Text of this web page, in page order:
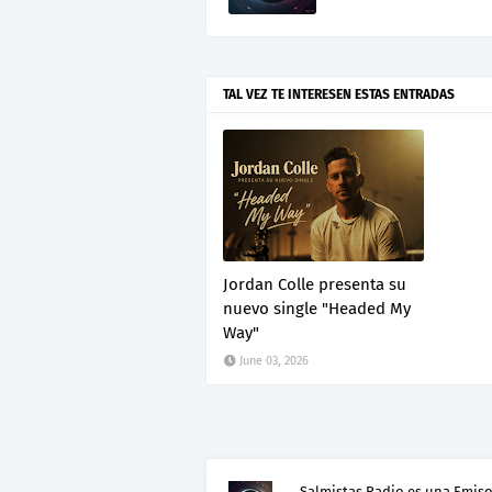
TAL VEZ TE INTERESEN ESTAS ENTRADAS
Jordan Colle presenta su
nuevo single "Headed My
Way"
June 03, 2026